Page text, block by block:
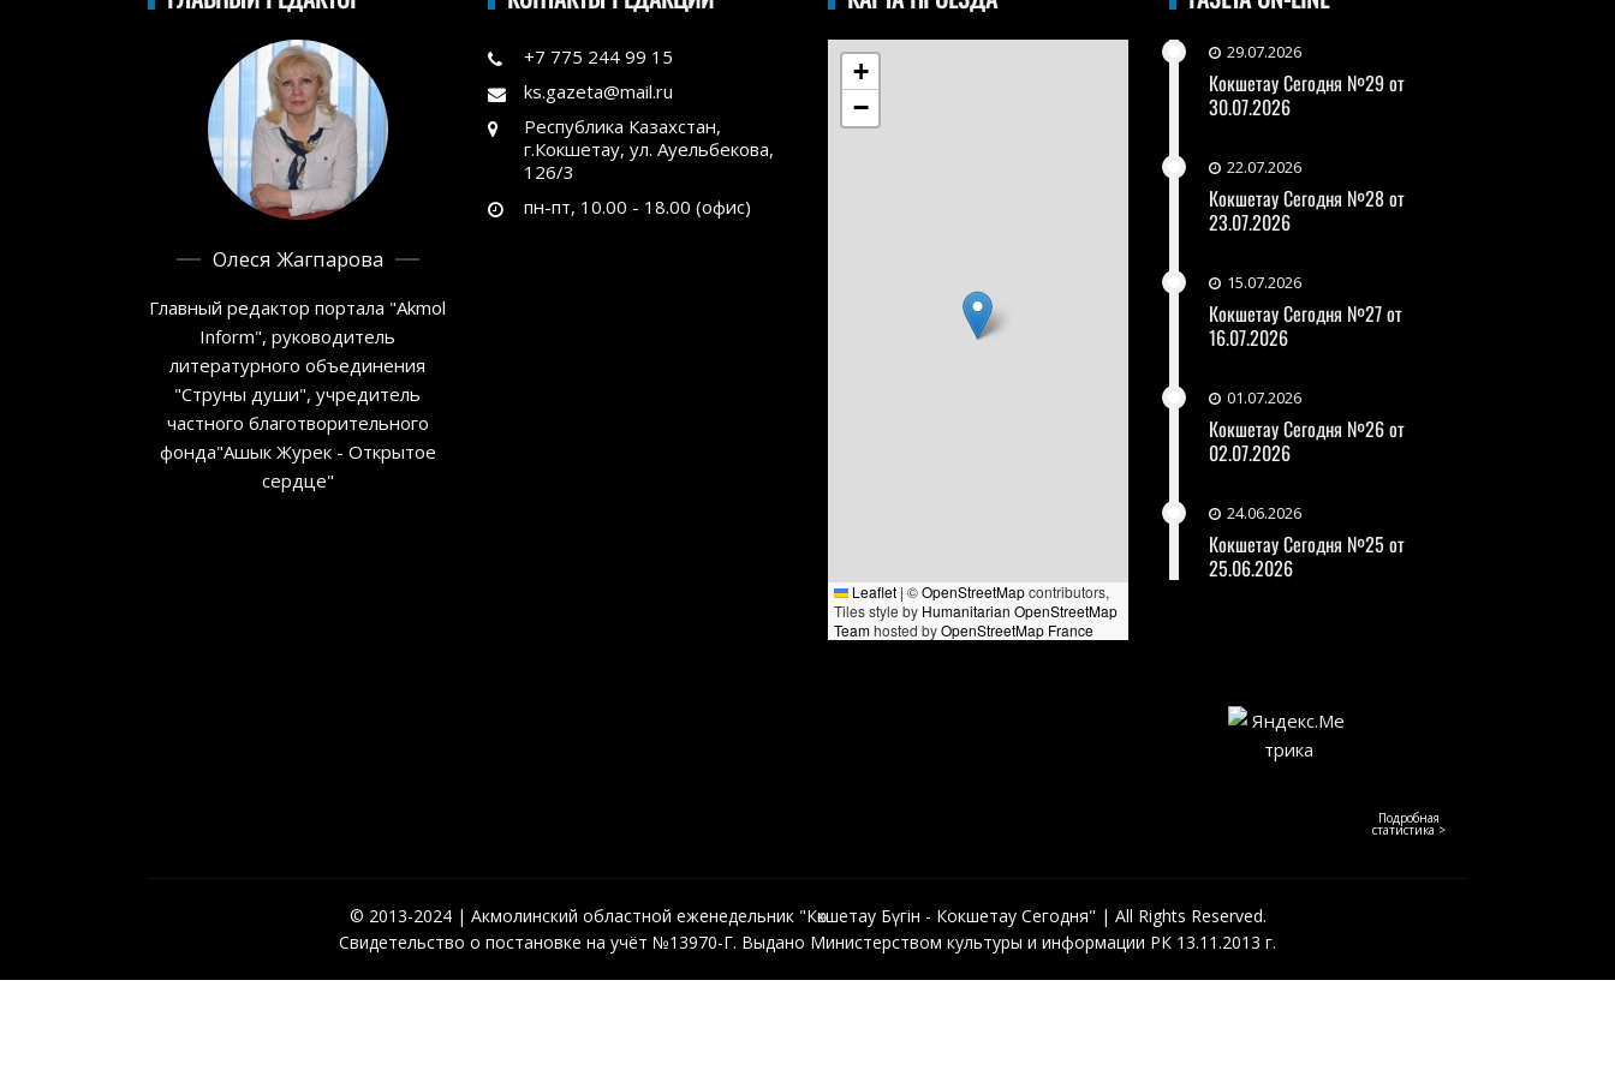
Олеся Жагпарова
Главный редактор портала "Akmol
Inform", руководитель
литературного объединения
"Струны души", учредитель
частного благотворительного
фонда"Ашык Журек - Открытое
сердце"
+7 775 244 99 15
ks.gazeta@mail.ru
Республика Казахстан,
г.Кокшетау, ул. Ауельбекова,
126/3
пн-пт, 10.00 - 18.00 (офис)
+
−
Leaflet | ©OpenStreetMapcontributors,
Tiles style by Humanitarian OpenStreetMap
Teamhosted byOpenStreetMap France
29.07.2026
Кокшетау Сегодня №29 от
30.07.2026
22.07.2026
Кокшетау Сегодня №28 от
23.07.2026
15.07.2026
Кокшетау Сегодня №27 от
16.07.2026
01.07.2026
Кокшетау Сегодня №26 от
02.07.2026
24.06.2026
Кокшетау Сегодня №25 от
25.06.2026
Подробная
статистика >
© 2013-2024 | Акмолинский областной еженедельник "Көкшетау Бүгін - Кокшетау Сегодня" | All Rights Reserved.
Свидетельство о постановке на учёт №13970-Г. Выдано Министерством культуры и информации РК 13.11.2013 г.